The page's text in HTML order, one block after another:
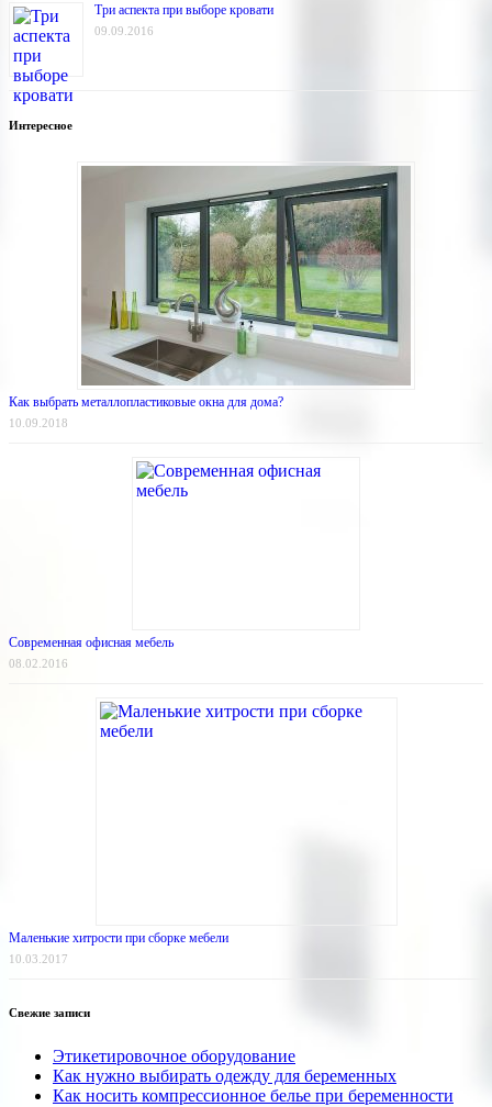
Три аспекта при выборе кровати
09.09.2016
Интересное
Как выбрать металлопластиковые окна для дома?
10.09.2018
Современная офисная мебель
08.02.2016
Маленькие хитрости при сборке мебели
10.03.2017
Свежие записи
Этикетировочное оборудование
Как нужно выбирать одежду для беременных
Как носить компрессионное белье при беременности